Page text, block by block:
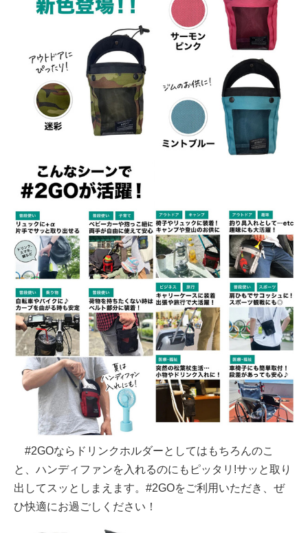
#2GOならドリンクホルダーとしてはもちろんのこ
と、ハンディファンを入れるのにもピッタリ!サッと取り
出してスッとしまえます。#2GOをご利用いただき、ぜ
ひ快適にお過ごしください！